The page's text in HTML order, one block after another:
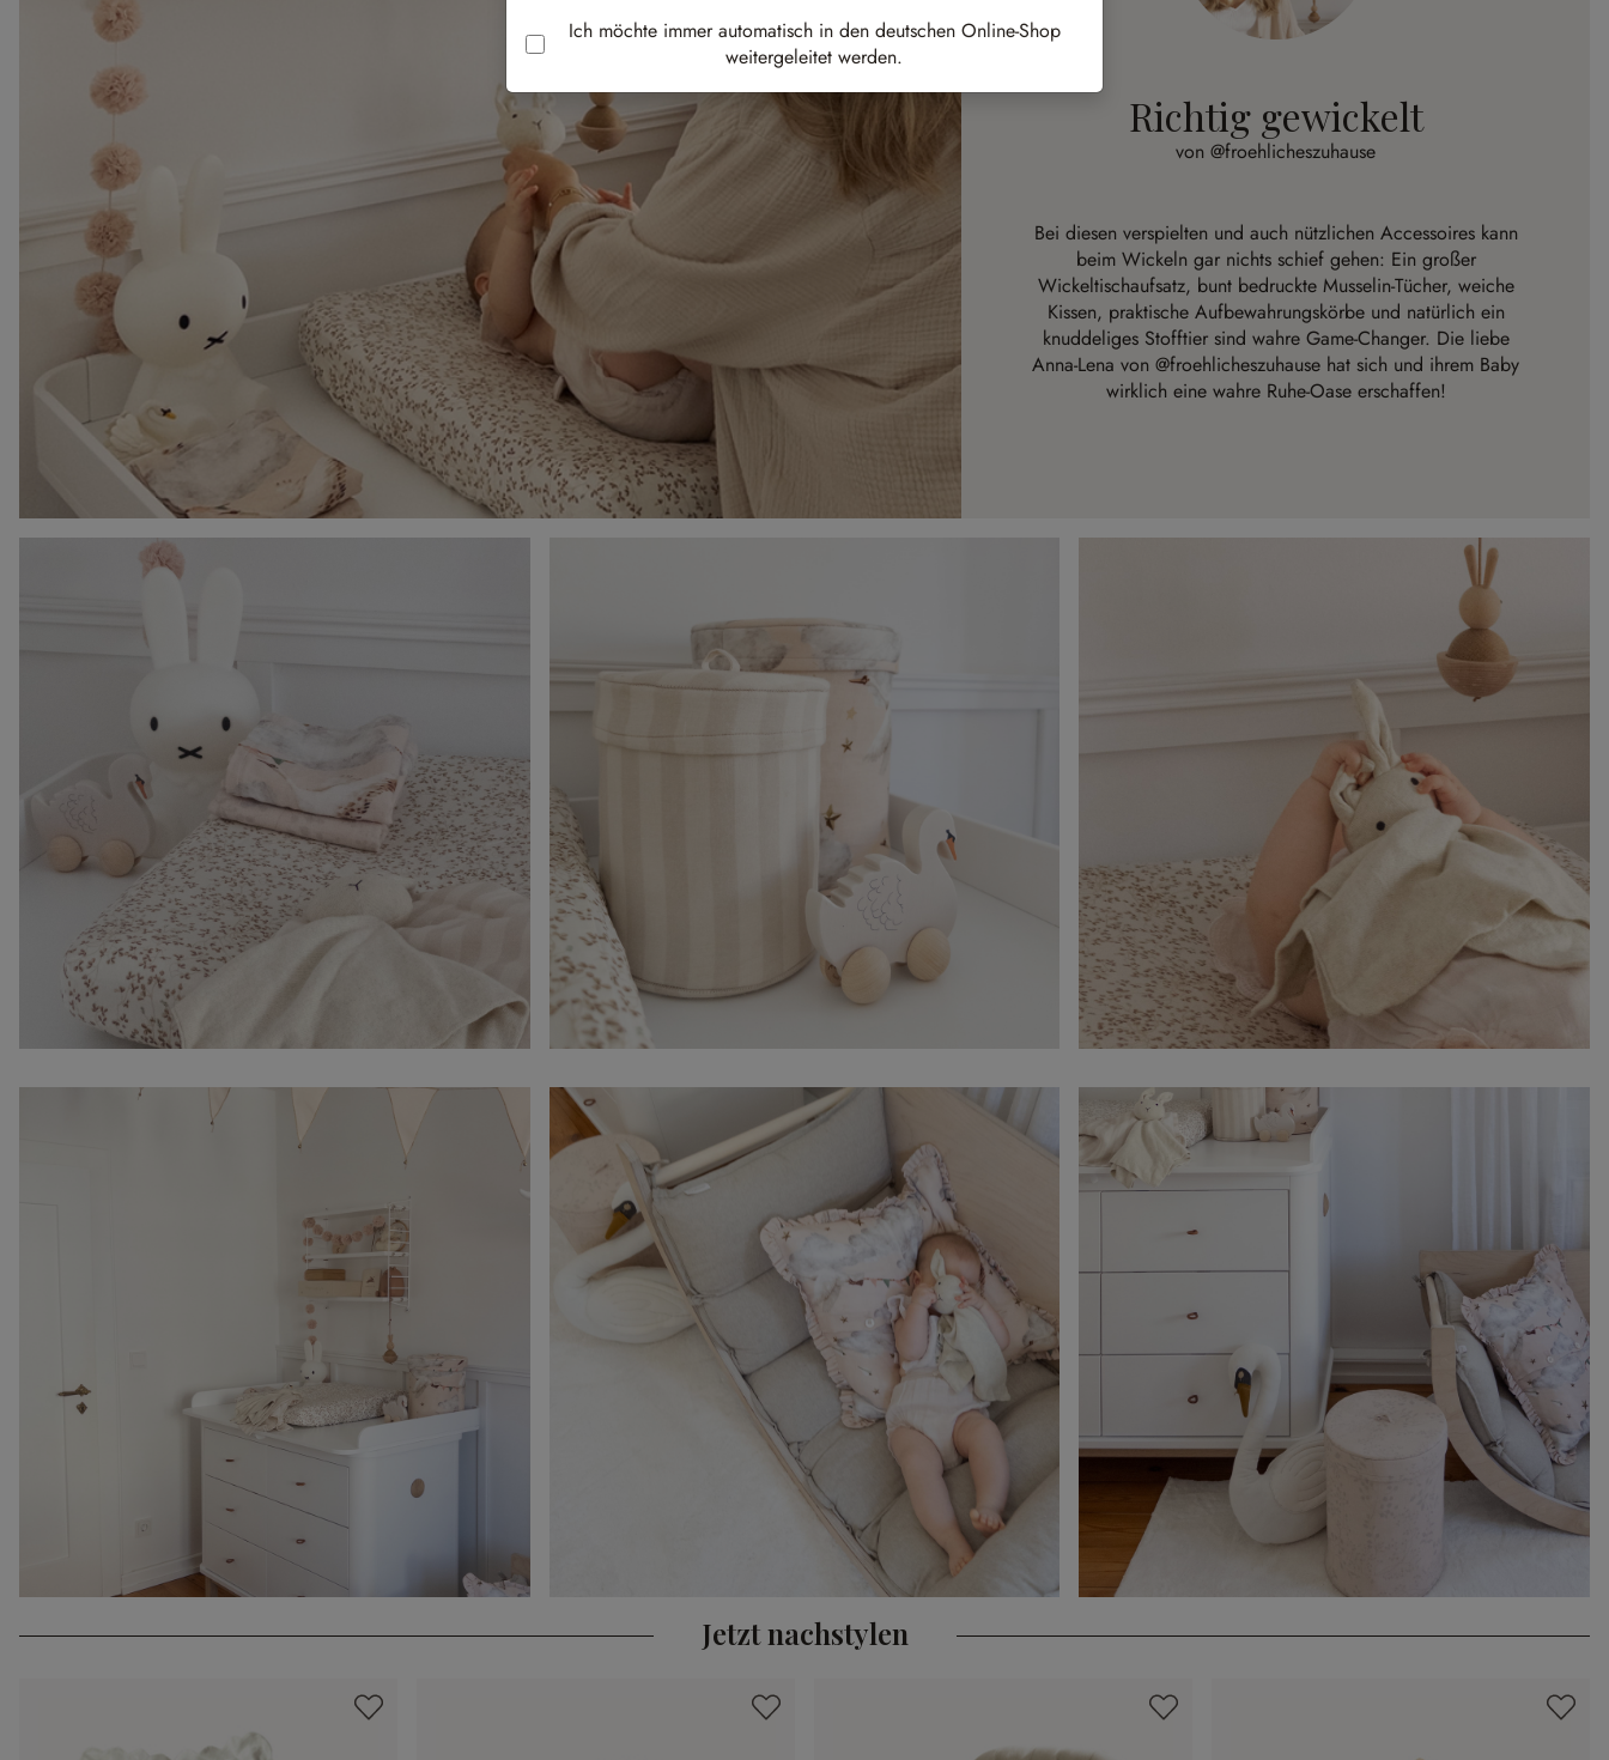
Richtig gewickelt
von @froehlicheszuhause
Bei diesen verspielten und auch nützlichen Accessoires kann
beim Wickeln gar nichts schief gehen: Ein großer
Wickeltischaufsatz, bunt bedruckte Musselin-Tücher, weiche
Kissen, praktische Aufbewahrungskörbe und natürlich ein
knuddeliges Stofftier sind wahre Game-Changer. Die liebe
Anna-Lena von@froehlicheszuhause hat sich und ihrem Baby
wirklich eine wahre Ruhe-Oase erschaffen!
Jetzt nachstylen
Ich möchte immer automatisch in den deutschen Online-Shop
weitergeleitet werden.